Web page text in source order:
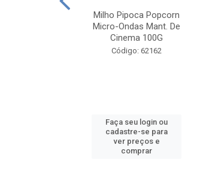
Milho Pipoca Popcorn
Micro-Ondas Mant. De
Cinema 100G
Código: 62162
Faça seu login ou
cadastre-se para
ver preços e
comprar